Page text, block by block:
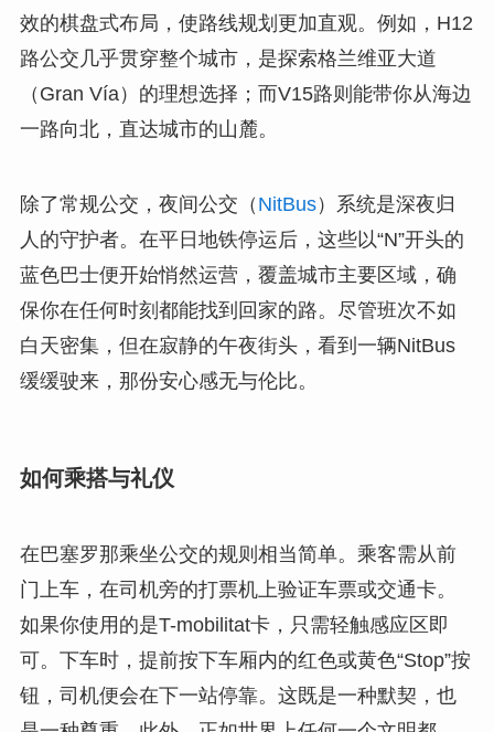
效的棋盘式布局，使路线规划更加直观。例如，H12
路公交几乎贯穿整个城市，是探索格兰维亚大道
（Gran Vía）的理想选择；而V15路则能带你从海边
一路向北，直达城市的山麓。
除了常规公交，夜间公交（ NitBus）系统是深夜归
人的守护者。在平日地铁停运后，这些以“N”开头的
蓝色巴士便开始悄然运营，覆盖城市主要区域，确
保你在任何时刻都能找到回家的路。尽管班次不如
白天密集，但在寂静的午夜街头，看到一辆NitBus
缓缓驶来，那份安心感无与伦比。
如何乘搭与礼仪
在巴塞罗那乘坐公交的规则相当简单。乘客需从前
门上车，在司机旁的打票机上验证车票或交通卡。
如果你使用的是T-mobilitat卡，只需轻触感应区即
可。下车时，提前按下车厢内的红色或黄色“Stop”按
钮，司机便会在下一站停靠。这既是一种默契，也